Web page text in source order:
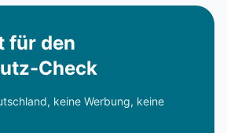
für den
Check
keine Werbung, keine